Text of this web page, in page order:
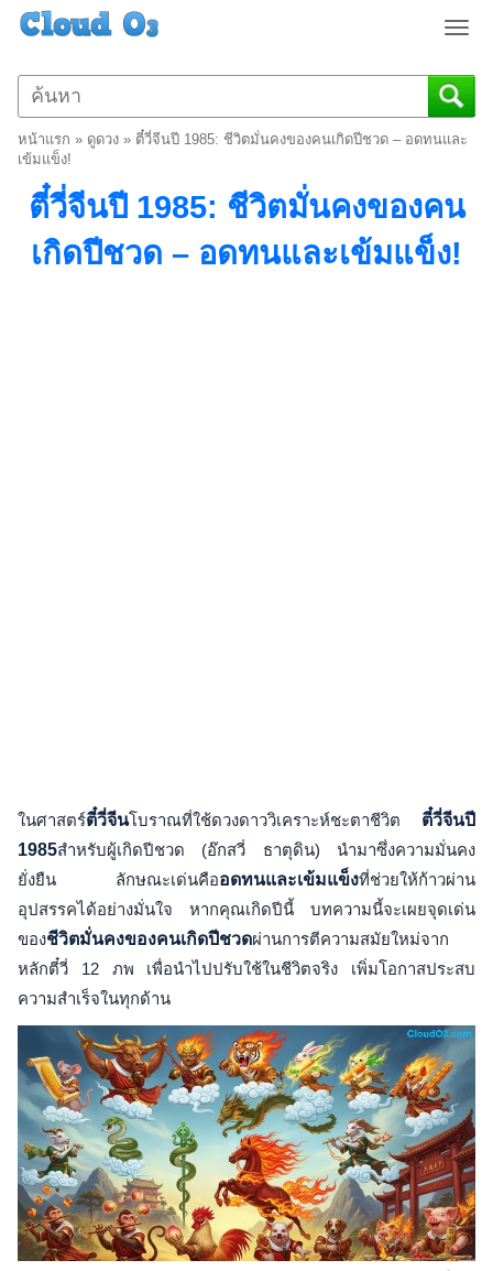
T
g
g
a
v
i
หน้าแรก » ดูดวง » ตี๋วี่จีนปี 1985: ชีวิตมั่นคงของคนเกิดปีชวด – อดทนและ
เข้มแข็ง!
ตี๋วี่จีนปี 1985: ชีวิตมั่นคงของคน
เกิดปีชวด – อดทนและเข้มแข็ง!
ในศาสตร์ตี๋วี่จีนโบราณที่ใช้ดวงดาววิเคราะห์ชะตาชีวิต ตี๋วี่จีนปี
1985สำหรับผู้เกิดปีชวด (อ๊กสวี่ ธาตุดิน) นำมาซึ่งความมั่นคง
ยั่งยืน ลักษณะเด่นคืออดทนและเข้มแข็งที่ช่วยให้ก้าวผ่าน
อุปสรรคได้อย่างมั่นใจ หากคุณเกิดปีนี้ บทความนี้จะเผยจุดเด่น
ของชีวิตมั่นคงของคนเกิดปีชวดผ่านการตีความสมัยใหม่จาก
หลักตี๋วี่ 12 ภพ เพื่อนำไปปรับใช้ในชีวิตจริง เพิ่มโอกาสประสบ
ความสำเร็จในทุกด้าน